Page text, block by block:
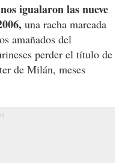
igualaron las nueve
una racha marcada
amañados del
perder el título de
de Milán, meses